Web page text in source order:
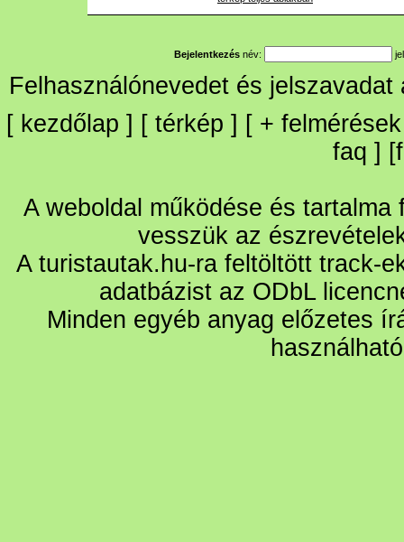
Bejelentkezés név:
Felhasználónevedet és
[ kezdőlap ] [ térkép ] [ + felmérések
faq ] [
A weboldal működése és
vesszük az
A turistautak.hu-ra feltöltött track-
adatbázist az ODbL
Minden egyéb anyag előzetes